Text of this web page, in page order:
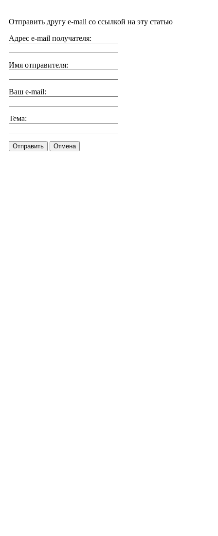
Отправить другу e-mail со ссылкой на эту статью
Адрес e-mail получателя:
Имя отправителя:
Ваш e-mail:
Тема:
Отправить Отмена